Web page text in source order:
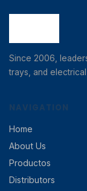
Since 2006,
trays, and
NAVIGATION
Home
About Us
Productos
Distributors